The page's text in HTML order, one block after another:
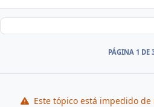
PÁGINA 1 DE
Este tópico está impedido